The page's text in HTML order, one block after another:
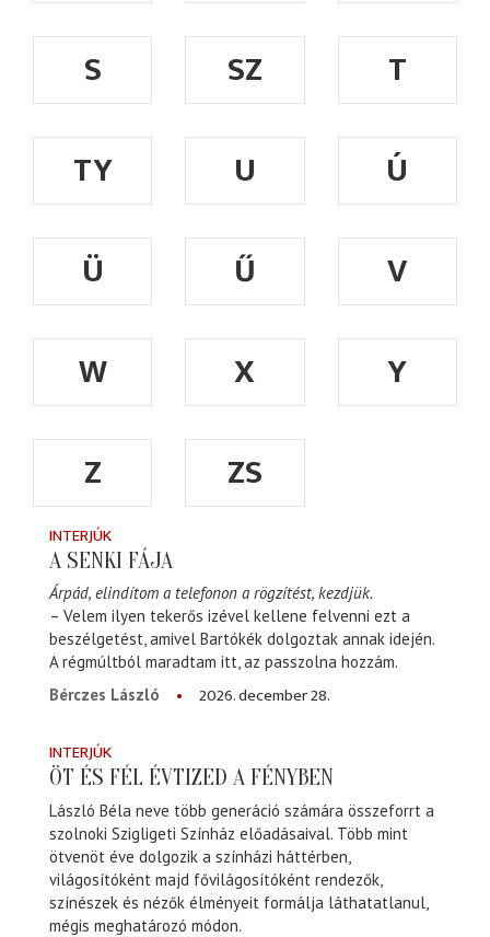
S SZ
T
TY
U
Ú
Ü
Ű
V
W
X
Y
Z
ZS
INTERJÚK
A SENKI FÁJA
Árpád, elindítom a telefonon a rögzítést, kezdjük.
– Velem ilyen tekerős izével kellene felvenni ezt a
beszélgetést, amivel Bartókék dolgoztak annak idején.
A régmúltból maradtam itt, az passzolna hozzám.
Bérczes László
2026. december 28.
INTERJÚK
ÖT ÉS FÉL ÉVTIZED A FÉNYBEN
László Béla neve több generáció számára összeforrt a
szolnoki Szigligeti Színház előadásaival. Több mint
ötvenöt éve dolgozik a színházi háttérben,
világosítóként majd fővilágosítóként rendezők,
színészek és nézők élményeit formálja láthatatlanul,
mégis meghatározó módon.